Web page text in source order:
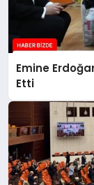
Emine
Etti